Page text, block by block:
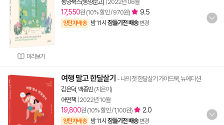
미리보기
동양북스(동양문고) 2022년 06월
17,550원 (10% 할인 / 970원) 9.5
양탄자배송 밤 11시 잠들기전 배송 변경
여행 말고 한달살기 - 나의 첫 한달살기 가이드북, 뉴에디션
김은덕 백종민(지은이)
어떤책 2022년 10월
19,800원 (10% 할인 / 1,100원) 2.0
양탄자배송 밤 11시 잠들기전 배송 변경